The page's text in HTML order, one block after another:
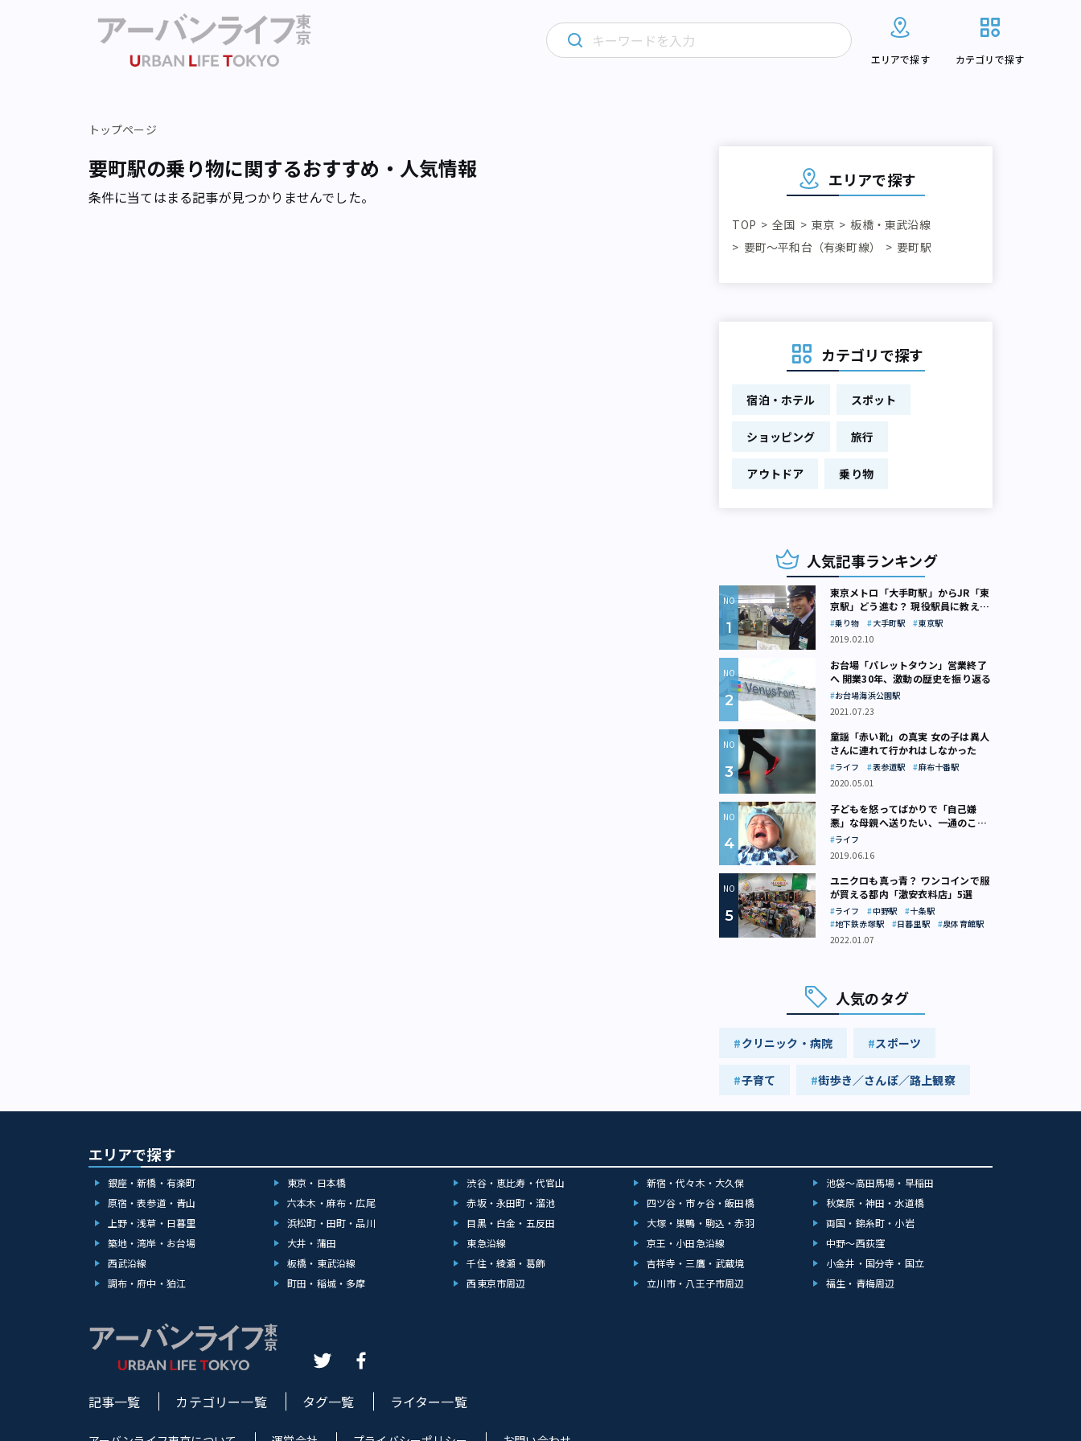
エリアで探す カテゴリで探す
トップページ
要町駅の乗り物に関するおすすめ・人気情報
条件に当てはまる記事が見つかりませんでした。
エリアで探す
TOP 全国 東京
板橋・東武沿線
要町～平和台（有楽町線）
要町駅
カテゴリで探す
宿泊・ホテル スポット
ショッピング 旅行
アウトドア 乗り物
人気記事ランキング
東京メトロ「大手町駅」からJR「東
京駅」どう進む？ 現役駅員に教えて
もらいました
乗り物 大手町駅
東京駅
2019.02.10
お台場「パレットタウン」営業終了
へ 開業30年、激動の歴史を振り返る
お台場海浜公園駅
2021.07.23
童謡「赤い靴」の真実 女の子は異人
さんに連れて行かれはしなかった
ライフ 表参道駅
麻布十番駅
2020.05.01
子どもを怒ってばかりで「自己嫌
悪」な母親へ送りたい、一通のここ
ろの処方箋
ライフ
2019.06.16
ユニクロも真っ青？ ワンコインで服
が買える都内「激安衣料店」5選
ライフ 中野駅
十条駅
地下鉄赤塚駅
日暮里駅
泉体育館駅
2022.01.07
人気のタグ
クリニック・病院 スポーツ
子育て 街歩き／さんぽ／路上観察
エリアで探す
銀座・新橋・有楽町 東京・日本橋 渋谷・恵比寿・代官山 新宿・代々木・大久保
池袋～高田馬場・早稲田
原宿・表参道・青山
六本木・麻布・広尾 赤坂・永田町・溜池 四ツ谷・市ヶ谷・飯田橋
秋葉原・神田・水道橋
上野・浅草・日暮里
浜松町・田町・品川 目黒・白金・五反田 大塚・巣鴨・駒込・赤羽
両国・錦糸町・小岩
築地・湾岸・お台場
大井・蒲田 東急沿線 京王・小田急沿線
中野～西荻窪
西武沿線
板橋・東武沿線 千住・綾瀬・葛飾 吉祥寺・三鷹・武蔵境
小金井・国分寺・国立
調布・府中・狛江
町田・稲城・多摩 西東京市周辺 立川市・八王子市周辺 福生・青梅周辺
記事一覧 カテゴリー一覧 タグ一覧 ライター一覧